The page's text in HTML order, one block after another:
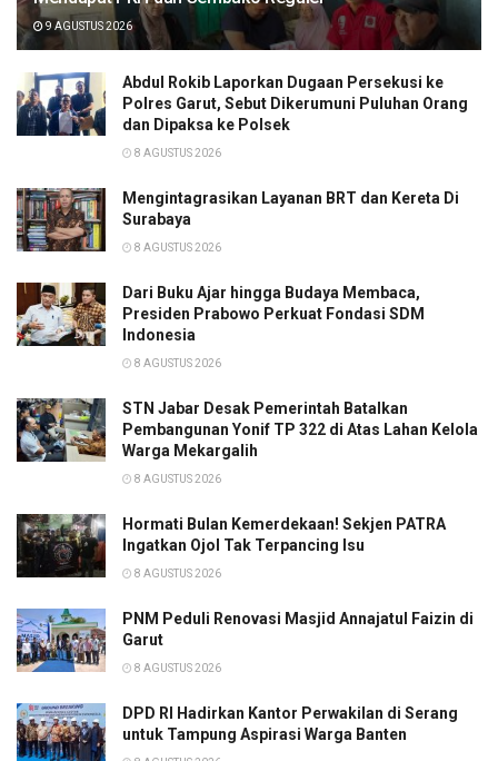
9 AGUSTUS 2026
Abdul Rokib Laporkan Dugaan Persekusi ke
Polres Garut, Sebut Dikerumuni Puluhan Orang
dan Dipaksa ke Polsek
8 AGUSTUS 2026
Mengintagrasikan Layanan BRT dan Kereta Di
Surabaya
8 AGUSTUS 2026
Dari Buku Ajar hingga Budaya Membaca,
Presiden Prabowo Perkuat Fondasi SDM
Indonesia
8 AGUSTUS 2026
STN Jabar Desak Pemerintah Batalkan
Pembangunan Yonif TP 322 di Atas Lahan Kelola
Warga Mekargalih
8 AGUSTUS 2026
Hormati Bulan Kemerdekaan! Sekjen PATRA
Ingatkan Ojol Tak Terpancing Isu
8 AGUSTUS 2026
PNM Peduli Renovasi Masjid Annajatul Faizin di
Garut
8 AGUSTUS 2026
DPD RI Hadirkan Kantor Perwakilan di Serang
untuk Tampung Aspirasi Warga Banten